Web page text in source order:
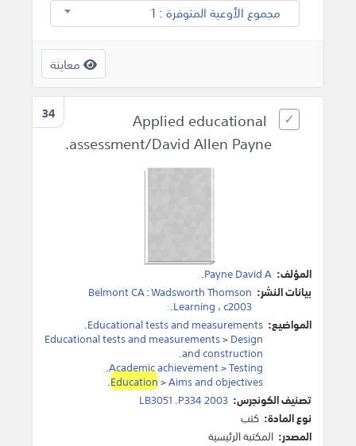
مجموع الأوعية المتوفرة : 1
معاينة
34
Applied educational
assessment/David Allen Payne.
المؤلف: Payne David A
.
بيانات النشر:
Belmont CA:Wadsworth Thomson
Learning ،c2003
.
المواضيع: Educational tests and measurements
.
Educational tests and measurements>Design
and construction
.
Academic achievement>Testing
.
Education>Aims and objectives
.
تصنيف الكونجرس: LB3051 .P334 2003
نوع المادة: كتب
المصدر: المكتبة الرئيسية